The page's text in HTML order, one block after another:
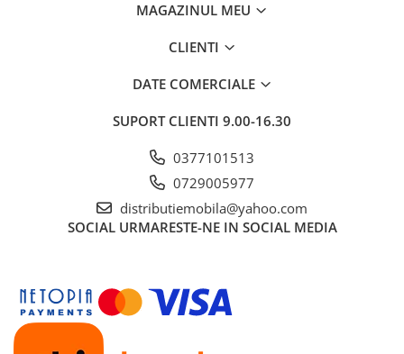
MAGAZINUL MEU
CLIENTI
DATE COMERCIALE
SUPORT CLIENTI 9.00-16.30
0377101513
0729005977
distributiemobila@yahoo.com
SOCIAL URMARESTE-NE IN SOCIAL MEDIA